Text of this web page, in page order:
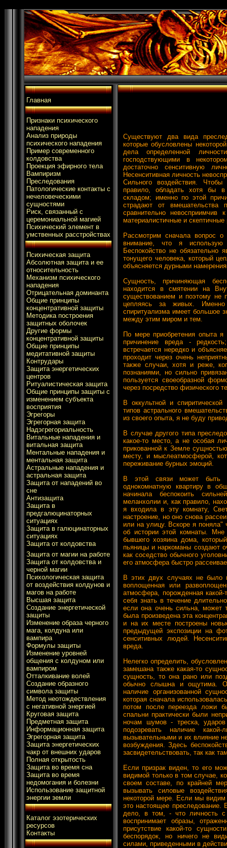
Главная
Признаки психического
нападения
Анализ природы
психического нападения
Пример современного
колдовства
Проекция эфирного тела
Вампиризм
Преследования
Патологические контакты с
нечеловеческими
сущностями
Риск, связанный с
церемониальной магией
Психический элемент в
умственных расстройствах
Психическая защита
Абсолютная защита и ее
относительность
Механизм психического
нападения
Отрицательная доминанта
Общие принципы
концентративной защиты
Методика построения
защитных оболочек
Другие формы
концентративной защиты
Общие принципы
медитативной защиты
Контрудары
Защита энергетических
центров
Ритуалистическая защита
Общие принципы защиты с
изменением субъекта
восприятия
Эгрегоры
Эгрегорная защита
Надэгрегориальность
Витальные нападения и
витальная защита
Ментальные нападения и
ментальная защита
Астральные нападения и
астральная защита
Защита от нападений во
сне
Антизащита
Защита в
предгалюцинаторных
ситуациях
Защита в галюцинаторных
ситуациях
Защита от колдовства
Защита от магии на работе
Защита от колдовства и
черной магии
Психологическая защита
от воздействия колдунов и
магов на работе
Высшая защита
Создание энергетической
защиты
Изменение образа черного
мага, колдуна или
вампира
Формулы защиты
Изменение уровней
общения с колдуном или
вампиром
Отталкивание волей
Создание образного
символа защиты
Метод неотождествления
с негативной энергией
Круговая защита
Предметная защита
Информационная защита
Эгрегорная защита
Защита энергетических
чакр от внешних ударов
Полная открытость
Защита во время сна
Защита во время
недомогания и болезни
Использование защитной
энергии земли
Каталог эзотерических
ресурсов
Контакты
Существуют два вида
которые обусловлены
дела определенной
господствующими в
достаточно сенситивную
Несенситивная личность
Сильного воздействия. Чтобы
правило, обладать хотя бы в
складом; именно по этой
страдают от вмешательства
сравнительно
материалистичные и
Рассмотрим сначала вопрос
внимание, что я
Беспокойство не обязательно
тонущего человека, который
объясняется дурными
Сущность, причиняющая
находится в смятении на
существованием и поэтому не
цепляясь за живых. Именно
спиритуализма имеет большое
между этим миром и тем.
По мере приобретения опыта
причинение вреда -
встречается нередко и
проходит через очень
также случаи, хотя и реже,
познаниями, но сильно
пользуется своеобразной
через посредство физического
В оккультной и
типов астрального
из своего опыта, я не буду
В случае другого типа
какое-то место, а не особая
прикованной к Земле
месту, и мыслеатмосферой,
переживание бурных эмоций.
В этой связи может быть
однокомнатную квартиру в
начинала беспокоить
меланхолии и, как правило,
я входила в эту комнату,
настроение, но оно снова
или на улицу. Вскоре я поняла"
об истории этой комнаты.
бывшего хозяина дома,
пьяницы и наркоманы создают
как соседство обычного
его атмосфера быстро
В этих двух случаях не было
воплощенная или
атмосфера, порожденная
себя знать в течение
если она очень сильна, может
была произведена эта
и на их месте построены
предыдущей экспозиции на
сенситивных людей.
вреда.
Нелегко определить,
замешана также какая-то
сущность, то она рано или
обычно слышна и ощутима.
наличие организованной
которая сначала
потом после переезда ложи
спальни практически были
ночам шумов - треска,
подозревать наличие
вызывательными и их влияние
возбуждения. Здесь
засвидетельствовать, так как
Если призрак виден, то его
видимой только в том случае,
своем составе, по крайней
вызывать силовые
некоторой мере. Если мы
это настоящее
дело, в том, - что личность с
воспринимает образы,
присутствие какой-то
беспорядок, но ничего не
силами, приведенными в